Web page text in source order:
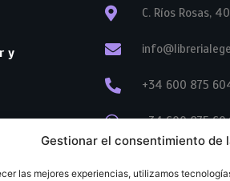
Gestionar el consentimiento de
las mejores experiencias, utilizamos
y
C. Ríos Rosas,
+34 600 875
+34 600 875